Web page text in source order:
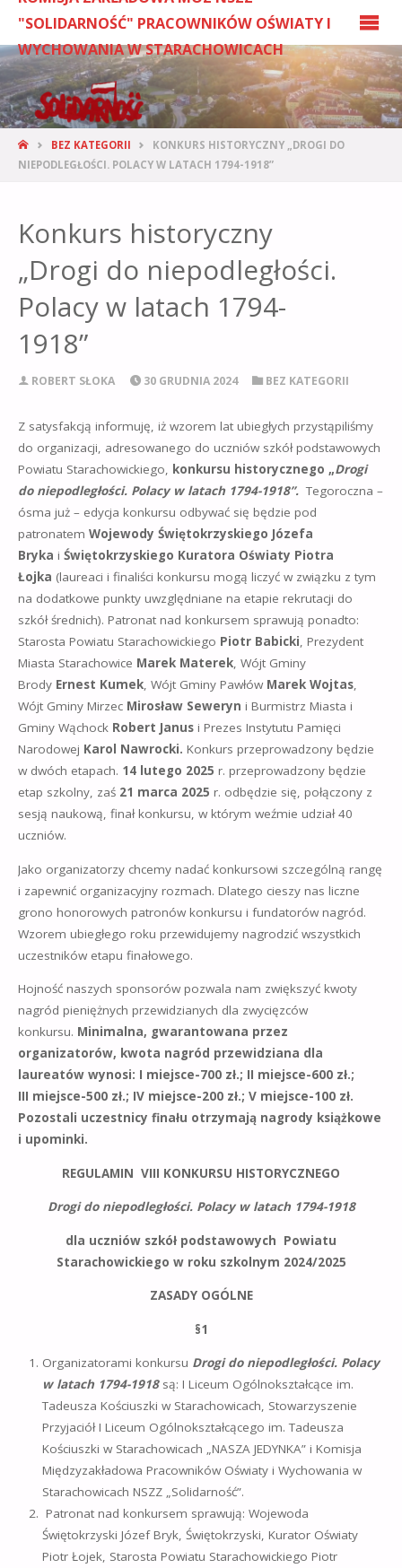
"SOLIDARNOŚĆ" PRACOWNIKÓW OŚWIATY I
WYCHOWANIA W STARACHOWICACH
BEZ KATEGORII
KONKURS HISTORYCZNY „DROGI DO
NIEPODLEGŁOŚCI. POLACY W LATACH 1794-1918”
Konkurs historyczny
„Drogi do niepodległości.
Polacy w latach 1794-
1918”
ROBERT SŁOKA 30 GRUDNIA 2024 BEZ KATEGORII
Z satysfakcją informuję, iż wzorem lat ubiegłych przystąpiliśmy
do organizacji, adresowanego do uczniów szkół podstawowych
Powiatu Starachowickiego, konkursu historycznego „Drogi
do niepodległości. Polacy w latach 1794-1918”. Tegoroczna –
ósma już – edycja konkursu odbywać się będzie pod
patronatemWojewody Świętokrzyskiego Józefa
Bryka iŚwiętokrzyskiego Kuratora Oświaty Piotra
Łojka (laureaci i finaliści konkursu mogą liczyć w związku z tym
na dodatkowe punkty uwzględniane na etapie rekrutacji do
szkół średnich). Patronat nad konkursem sprawują ponadto:
Starosta Powiatu Starachowickiego Piotr Babicki, Prezydent
Miasta Starachowice Marek Materek, Wójt Gminy
Brody Ernest Kumek, Wójt Gminy Pawłów Marek Wojtas,
Wójt Gminy Mirzec Mirosław Seweryn i Burmistrz Miasta i
Gminy Wąchock Robert Janusi Prezes Instytutu Pamięci
Narodowej Karol Nawrocki. Konkurs przeprowadzony będzie
w dwóch etapach. 14 lutego 2025 r. przeprowadzony będzie
etap szkolny, zaś 21 marca 2025 r. odbędzie się, połączony z
sesją naukową, finał konkursu, w którym weźmie udział 40
uczniów.
Jako organizatorzy chcemy nadać konkursowi szczególną rangę
i zapewnić organizacyjny rozmach. Dlatego cieszy nas liczne
grono honorowych patronów konkursu i fundatorów nagród.
Wzorem ubiegłego roku przewidujemy nagrodzić wszystkich
uczestników etapu finałowego.
Hojność naszych sponsorów pozwala nam zwiększyć kwoty
nagród pieniężnych przewidzianych dla zwycięzców
konkursu. Minimalna, gwarantowana przez
organizatorów, kwota nagród przewidziana dla
laureatów wynosi: I miejsce-700 zł.; II miejsce-600 zł.;
III miejsce-500 zł.; IV miejsce-200 zł.; V miejsce-100 zł.
Pozostali uczestnicy finału otrzymają nagrody książkowe
i upominki.
REGULAMIN VIII KONKURSU HISTORYCZNEGO
Drogi do niepodległości. Polacy w latach 1794-1918
dla uczniów szkół podstawowych Powiatu
Starachowickiego w roku szkolnym 2024/2025
ZASADY OGÓLNE
§1
Organizatorami konkursu Drogi do niepodległości. Polacy
w latach 1794-1918są: I Liceum Ogólnokształcące im.
Tadeusza Kościuszki w Starachowicach, Stowarzyszenie
Przyjaciół I Liceum Ogólnokształcącego im. Tadeusza
Kościuszki w Starachowicach „NASZA JEDYNKA” i Komisja
Międzyzakładowa Pracowników Oświaty i Wychowania w
Starachowicach NSZZ „Solidarność”.
Patronat nad konkursem sprawują: Wojewoda
Świętokrzyski Józef Bryk, Świętokrzyski, Kurator Oświaty
Piotr Łojek, Starosta Powiatu Starachowickiego Piotr